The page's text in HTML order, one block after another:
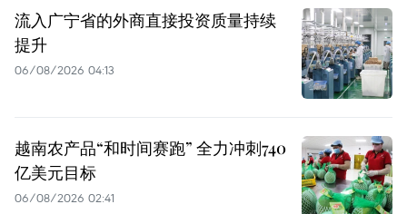
流入广宁省的外商直接投资质量持续
提升
06/08/2026 04:13
越南农产品“和时间赛跑” 全力冲刺740
亿美元目标
06/08/2026 02:41